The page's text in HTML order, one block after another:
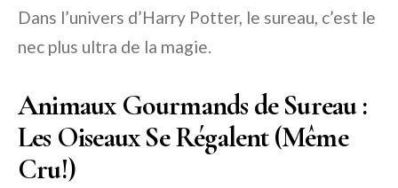
Dans l’univers d’Harry Potter, le sureau, c’est le
nec plus ultra de la magie.
Animaux Gourmands de Sureau :
Les Oiseaux Se Régalent (Même
Cru!)